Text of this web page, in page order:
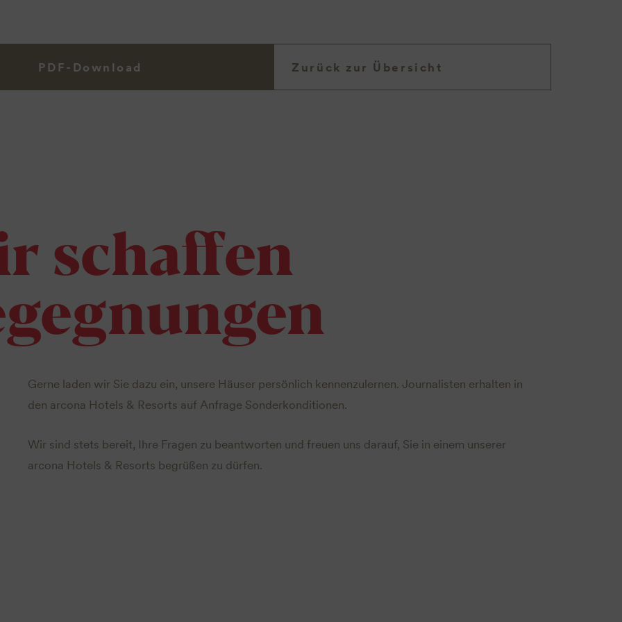
PDF-Download Zurück zur Übersicht
schaffen
Gerne laden wir Sie dazu ein, unsere Häuser persönlich kennenzulernen. Journalisten erhalten in
den arcona Hotels & Resorts auf Anfrage Sonderkonditionen.
Wir sind stets bereit, Ihre Fragen zu beantworten und freuen uns darauf, Sie in einem unserer
arcona Hotels & Resorts begrüßen zu dürfen.